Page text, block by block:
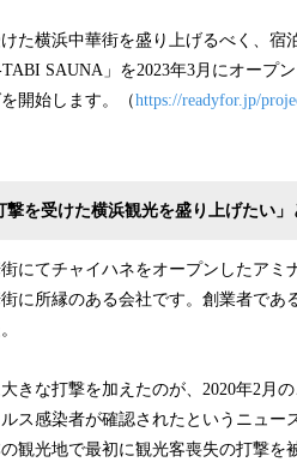
た横浜中華街を盛り上げるべく、
SAUNA」を2023年3月にオープ
開始します。（https://readyfor.jp/
撃を受けた横浜観光を盛り上げたい
にてチャイハネをオープンしたア
に所縁のある会社です。創業者で
きな打撃を加えたのが、2020年2月
ス感染者が確認されたというニュー
観光地で最初に観光客喪失の打撃